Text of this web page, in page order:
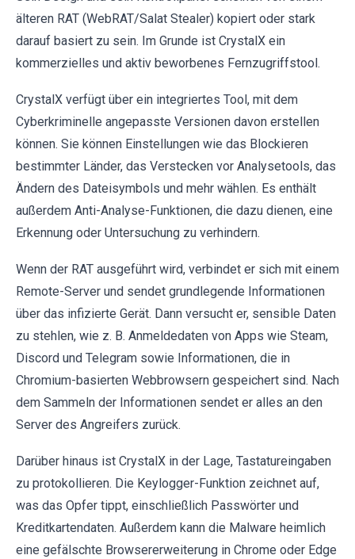
älteren RAT (WebRAT/Salat Stealer) kopiert oder stark
darauf basiert zu sein. Im Grunde ist CrystalX ein
kommerzielles und aktiv beworbenes Fernzugriffstool.
CrystalX verfügt über ein integriertes Tool, mit dem
Cyberkriminelle angepasste Versionen davon erstellen
können. Sie können Einstellungen wie das Blockieren
bestimmter Länder, das Verstecken vor Analysetools, das
Ändern des Dateisymbols und mehr wählen. Es enthält
außerdem Anti-Analyse-Funktionen, die dazu dienen, eine
Erkennung oder Untersuchung zu verhindern.
Wenn der RAT ausgeführt wird, verbindet er sich mit einem
Remote-Server und sendet grundlegende Informationen
über das infizierte Gerät. Dann versucht er, sensible Daten
zu stehlen, wie z. B. Anmeldedaten von Apps wie Steam,
Discord und Telegram sowie Informationen, die in
Chromium-basierten Webbrowsern gespeichert sind. Nach
dem Sammeln der Informationen sendet er alles an den
Server des Angreifers zurück.
Darüber hinaus ist CrystalX in der Lage, Tastatureingaben
zu protokollieren. Die Keylogger-Funktion zeichnet auf,
was das Opfer tippt, einschließlich Passwörter und
Kreditkartendaten. Außerdem kann die Malware heimlich
eine gefälschte Browsererweiterung in Chrome oder Edge